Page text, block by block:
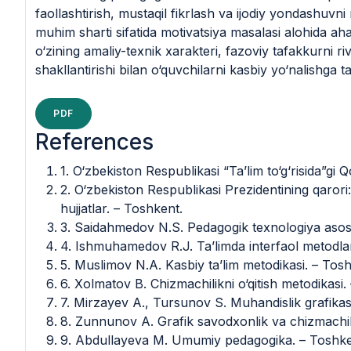
faollashtirish, mustaqil fikrlash va ijodiy yondashuvni
muhim sharti sifatida motivatsiya masalasi alohida
o‘zining amaliy-texnik xarakteri, fazoviy tafakkurni
shakllantirishi bilan o‘quvchilarni kasbiy yo‘nalishga
PDF
References
1. O‘zbekiston Respublikasi “Ta’lim
2. O‘zbekiston Respublikasi Prezidentining
hujjatlar. – Toshkent.
3. Saidahmedov N.S. Pedagogik texnologiya
4. Ishmuhamedov R.J. Ta’limda interfaol
5. Muslimov N.A. Kasbiy ta’lim metodikasi. –
6. Xolmatov B. Chizmachilikni o‘qitish
7. Mirzayev A., Tursunov S. Muhandislik
8. Zunnunov A. Grafik savodxonlik va
9. Abdullayeva M. Umumiy pedagogika. –